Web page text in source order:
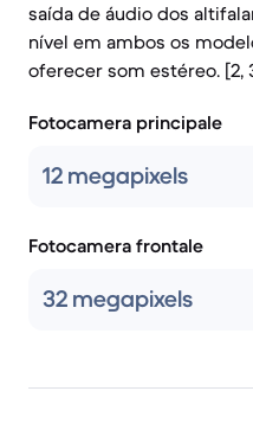
saída de áudio dos
nível em ambos os
oferecer som estéreo. [2,
Fotocamera principale
12 megapixels
Fotocamera frontale
32 megapixels